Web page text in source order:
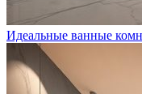
Идеальные ванные